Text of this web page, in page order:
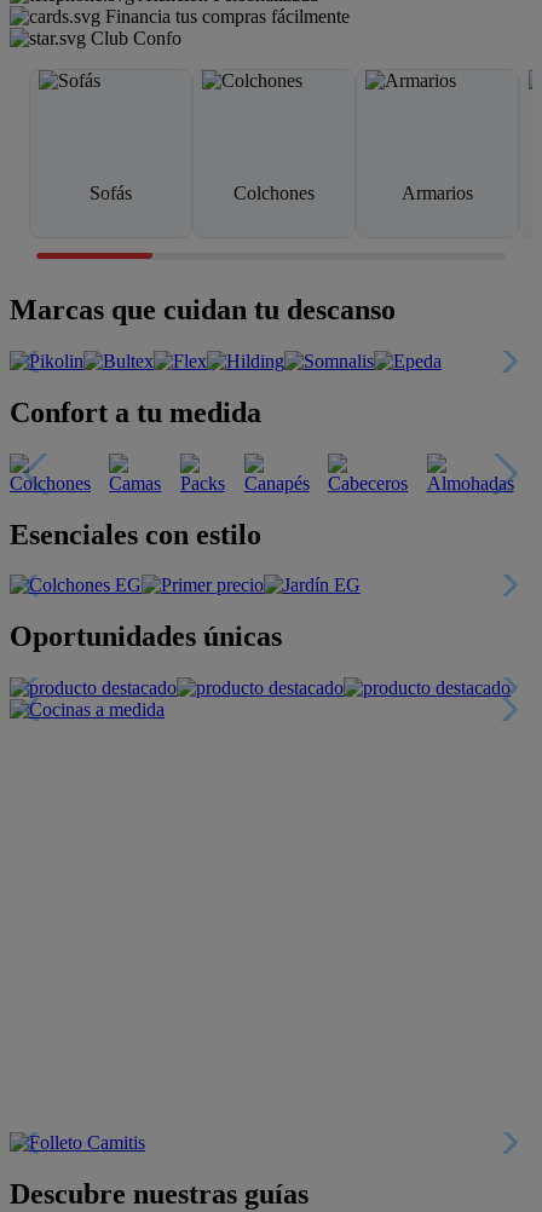
Financia tus compras fácilmente
Club Confo
Sofás Colchones Armarios
Marcas que cuidan tu descanso
Confort a tu medida
Esenciales con estilo
Oportunidades únicas
Descubre nuestras guías